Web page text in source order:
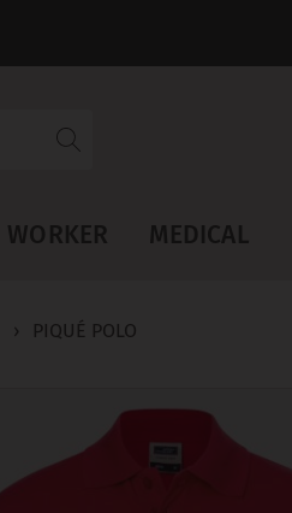
WORKER MEDICAL
› PIQUÉ POLO